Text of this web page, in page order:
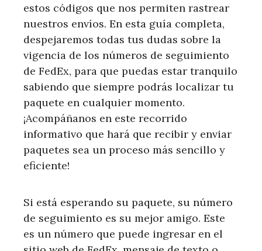
estos códigos que nos permiten rastrear
nuestros envíos. En esta guía completa,
despejaremos todas tus dudas sobre la
vigencia de los números de seguimiento
de FedEx, para que puedas estar tranquilo
sabiendo que siempre podrás localizar tu
paquete en cualquier momento.
¡Acompáñanos en este recorrido
informativo que hará que recibir y enviar
paquetes sea un proceso más sencillo y
eficiente!
Si está esperando su paquete, su número
de seguimiento es su mejor amigo. Este
es un número que puede ingresar en el